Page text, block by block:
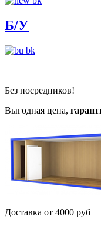
Б/У
Без посредников!
Выгодная цена,
Доставка от 4000 руб